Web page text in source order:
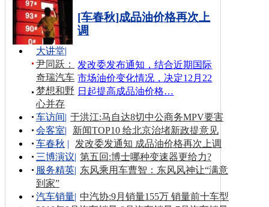
[车春秋]成品油价格再次上
调
发改委发布通知，结合近期国际
市场油价变化情况，决定12月22
日起提高成品油价格…
大讲堂|
尹同跃：
奇瑞汽车
梦想和野
心并存
车访间| 于洪江:马自达8切中公商务MPV要害
会客室|
新闻TOP10 给北京治堵新政提意见
车春秋 |
发改委发通知 成品油价格再次上调
三博演议| 第五回:博士哪种变速器更给力?
服务精英| 东风乘用车曹智：东风风神让“满意
到家”
汽车销量| 中汽协:9月销量155万 销量前十车型